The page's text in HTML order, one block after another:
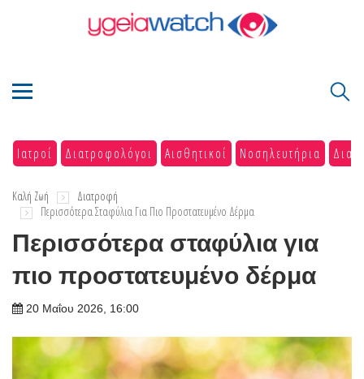
Ιατροί Διατροφολόγοι Αισθητικοί Νοσηλευτήρια
Καλή Ζωή
Διατροφή
Περισσότερα Σταφύλια Για Πιο Προστατευμένο Δέρμα
Περισσότερα σταφύλια για
πιο προστατευμένο δέρμα
20 Μαΐου 2026, 16:00